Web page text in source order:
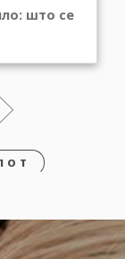
што се